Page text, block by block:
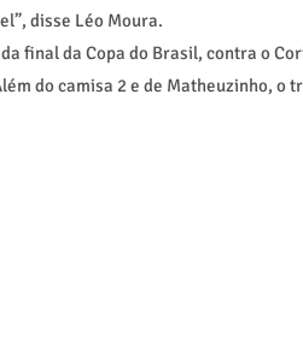
disse Léo Moura.
final da Copa do Brasil, contra o
do camisa 2 e de Matheuzinho, o